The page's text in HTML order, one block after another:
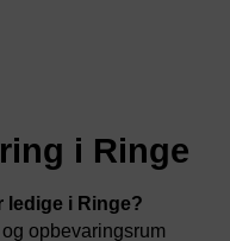
i Ringe
ledige i Ringe?
opbevaringsrum